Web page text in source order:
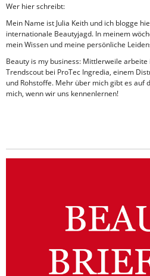
Wer hier schreibt:
Mein Name ist Julia Keith und ich blogge
internationale Beautyjagd. In meinem
mein Wissen und meine persönliche
Beauty is my business: Mittlerweile
Trendscout bei ProTec Ingredia, einem
und Rohstoffe. Mehr über mich gibt es auf
mich, wenn wir uns kennenlernen!